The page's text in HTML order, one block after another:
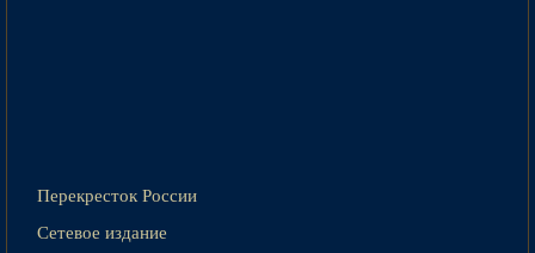
Перекресток России
Сетевое издание